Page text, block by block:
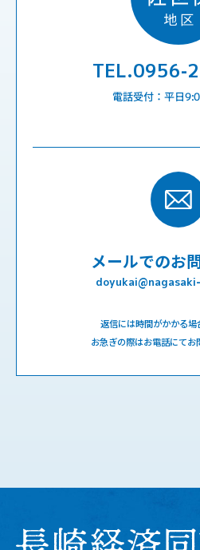
TEL.0956-
電話受付：平日
メールでのお
返信には時間がかかる場
お急ぎの際はお電話にてお